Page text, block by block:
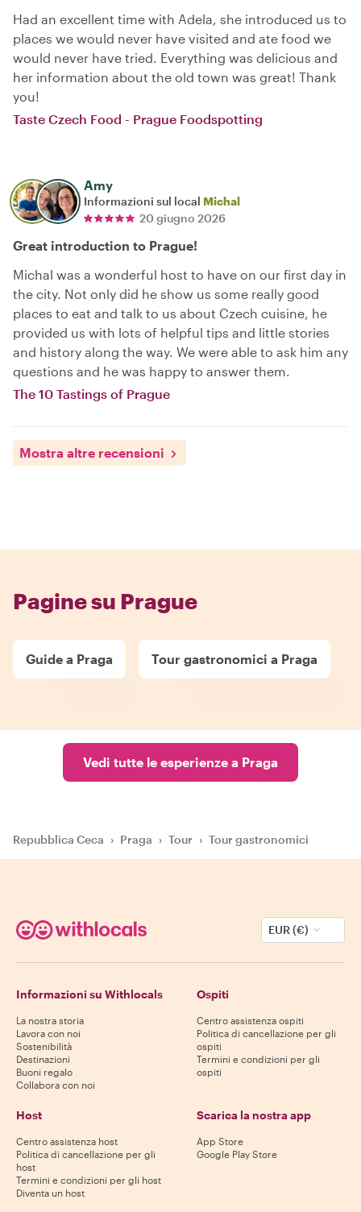
Had an excellent time with Adela, she introduced us to
places we would never have visited and ate food we
would never have tried. Everything was delicious and
her information about the old town was great! Thank
you!
Taste Czech Food - Prague Foodspotting
Amy
Informazioni sul local Michal
20 giugno 2026
Great introduction to Prague!
Michal was a wonderful host to have on our first day in
the city. Not only did he show us some really good
places to eat and talk to us about Czech cuisine, he
provided us with lots of helpful tips and little stories
and history along the way. We were able to ask him any
questions and he was happy to answer them.
The 10 Tastings of Prague
Mostra altre recensioni
Pagine su Prague
Guide a Praga Tour gastronomici a Praga
Vedi tutte le esperienze a Praga
Repubblica Ceca › Praga › Tour › Tour gastronomici
EUR (€)
Informazioni su Withlocals
La nostra storia
Lavora con noi
Sostenibilità
Destinazioni
Buoni regalo
Collabora con noi
Ospiti
Centro assistenza ospiti
Politica di cancellazione per gli
ospiti
Termini e condizioni per gli
ospiti
Host
Centro assistenza host
Politica di cancellazione per gli
host
Termini e condizioni per gli host
Diventa un host
Scarica la nostra app
App Store
Google Play Store